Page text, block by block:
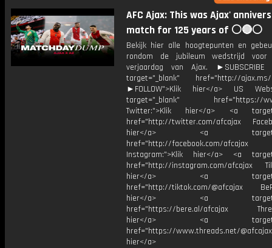
AFC Ajax: This was Ajax'
match for 125 years of ⚪🔴⚪
Bekijk hier alle hoogtepunten en
rondom de jubileum wedstrijd voor
verjaardag van Ajax. ►SUBSCRIBE
target="_blank" href="http://ajax.ms/
►FOLLOW">Klik hier</a> US
target="_blank" href="https://
Twitter:">Klik hier</a> <a
href="http://twitter.com/afcajax
hier</a> <a
href="http://facebook.com/afcajax
Instagram:">Klik hier</a> <a
href="http://instagram.com/afcajax
hier</a> <a
href="http://tiktok.com/@afcajax
hier</a> <a
href="https://bere.al/afcajax
hier</a> <a
href="https://www.threads.net/
hier</a>